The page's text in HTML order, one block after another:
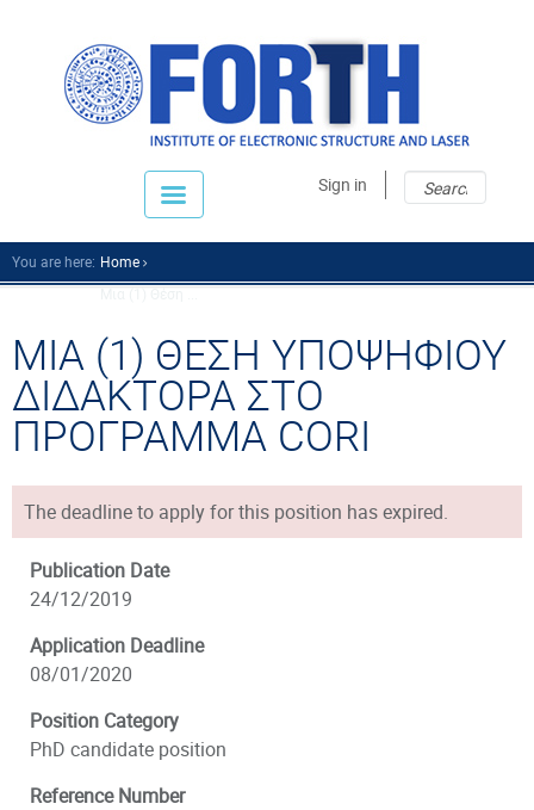
Sign in
You are here: Home
ΜΙΑ (1) ΘΕΣΗ ΥΠΟΨΗΦΙΟΥ
ΔΙΔΑΚΤΟΡΑ ΣΤΟ
ΠΡΟΓΡΑΜΜΑ CORI
The deadline to apply for this position has expired.
Publication Date
24/12/2019
Application Deadline
08/01/2020
Position Category
PhD candidate position
Reference Number